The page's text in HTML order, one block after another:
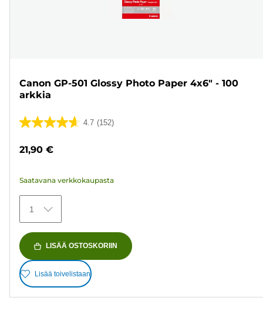
Canon GP-501 Glossy Photo Paper 4x6" - 100
arkkia
4.7 (152)
4.7/5
152
21,90 €
Saatavana verkkokaupasta
1
LISÄÄ OSTOSKORIIN
Lisää toivelistaan